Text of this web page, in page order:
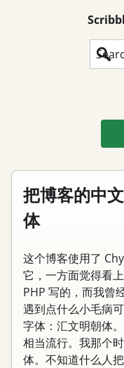
Search
把博客的中
体
这个博客使用了
它，一方面觉得看
PHP 写的，而我曾
遇到点什么小毛病
字体：汇文明朝体
相当流行。我那个
体。不知道什么人